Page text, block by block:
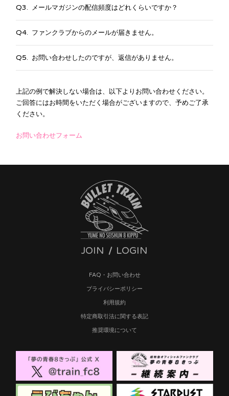
メールマガジンの配信頻度はどれくらいですか？
ファンクラブからのメールが届きません。
お問い合わせしたのですが、返信がありません。
上記の例で解決しない場合は、以下よりお問い合わせください。
ご回答にはお時間をいただく場合がございますので、予めご了承
ください。
お問い合わせフォーム
JOIN LOGIN
FAQ・お問い合わせ
プライバシーポリシー
利用規約
特定商取引法に関する表記
推奨環境について